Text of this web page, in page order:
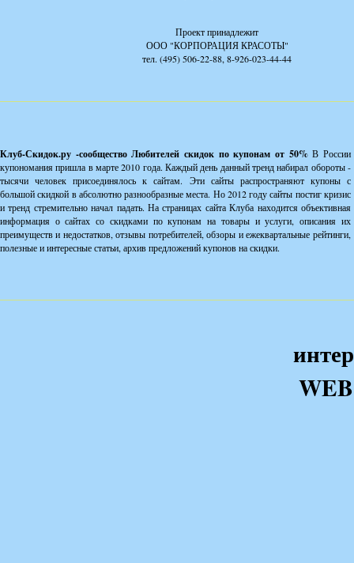
Проект принадлежит
ООО "КОРПОРАЦИЯ КРАСОТЫ"
тел. (495) 506-22-88, 8-926-023-44-44
Клуб-Скидок.ру -сообщество Любителей скидок по купонам от 50%В России
купономания пришла в марте 2010 года. Каждый день данный тренд набирал обороты -
тысячи человек присоединялось к сайтам. Эти сайты распространяют купоны с
большой скидкой в абсолютно разнообразные места. Но 2012 году сайты постиг кризис
и тренд стремительно начал падать. На страницах сайта Клуба находится объективная
информация о сайтах со скидками по купонам на товары и услуги, описания их
преимуществ и недостатков, отзывы потребителей, обзоры и ежеквартальные рейтинги,
полезные и интересные статьи, архив предложений купонов на скидки.